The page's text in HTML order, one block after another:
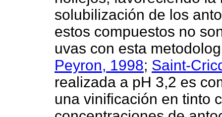
solubilización de los
estos compuestos no
uvas con esta
Peyron, 1998; Saint-
realizada a pH 3,2 es
una vinificación en tinto